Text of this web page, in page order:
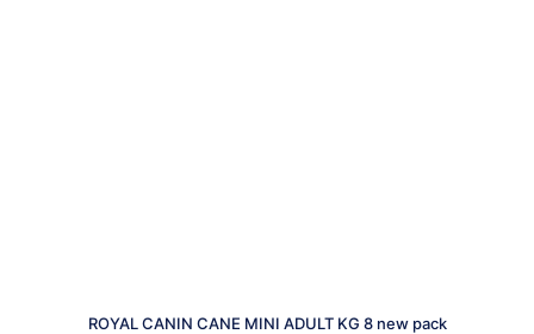
ROYAL CANIN CANE MINI ADULT KG 8 new pack